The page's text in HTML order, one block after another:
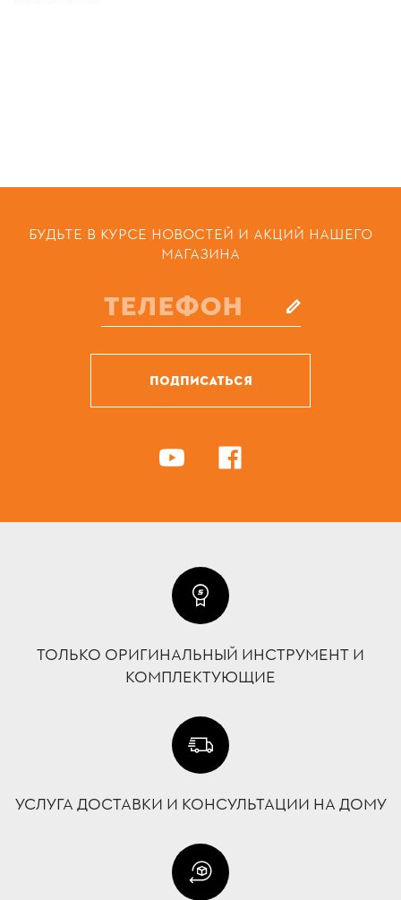
БУДЬТЕ В КУРСЕ НОВОСТЕЙ И АКЦИЙ НАШЕГО
МАГАЗИНА
ПОДПИСАТЬСЯ
ТОЛЬКО ОРИГИНАЛЬНЫЙ ИНСТРУМЕНТ И
КОМПЛЕКТУЮЩИЕ
УСЛУГА ДОСТАВКИ И КОНСУЛЬТАЦИИ НА ДОМУ